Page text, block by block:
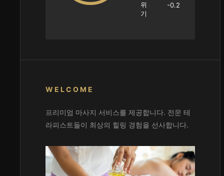
위
기
-0.2
WELCOME
프리미엄 마사지 서비스를 제공합니다. 전문 테
라피스트들이 최상의 힐링 경험을 선사합니다.